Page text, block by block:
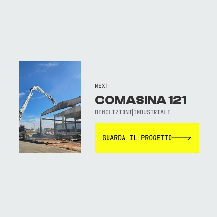
NEXT
COMASINA 121
DEMOLIZIONI INDUSTRIALE
GUARDA IL PROGETTO